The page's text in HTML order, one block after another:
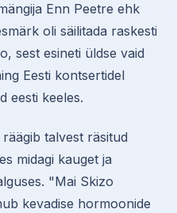
Enn Peetre ehk
oli säilitada raskesti
sest esineti üldse vaid
Eesti kontsertidel
eesti keeles.
talvest räsitud
midagi kauget ja
"Mai Skizo
kevadise hormoonide